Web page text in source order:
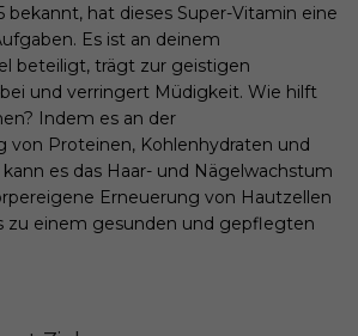
bekannt, hat dieses Super-Vitamin eine
Es ist an deinem
beteiligt, trägt zur geistigen
und verringert Müdigkeit. Wie hilft
Indem es an der
von Proteinen, Kohlenhydraten und
es das Haar- und Nägelwachstum
Erneuerung von Hautzellen
zu einem gesunden und gepflegten